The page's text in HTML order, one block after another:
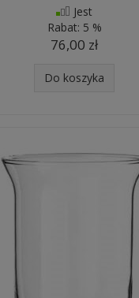
Jest
Rabat: 5 %
76,00 zł
Do koszyka